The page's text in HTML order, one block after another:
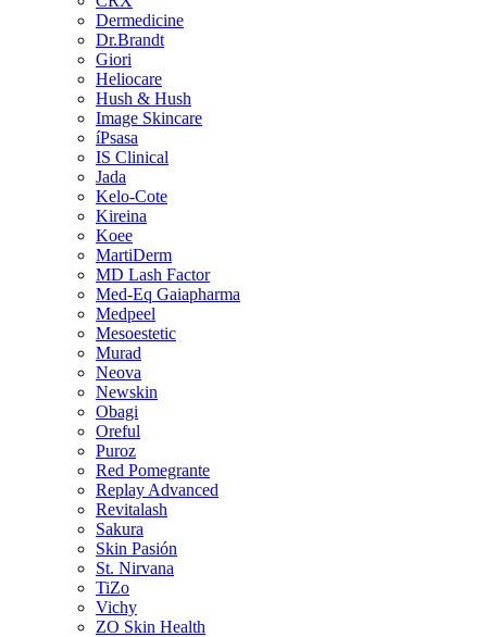
Dermedicine
Dr.Brandt
Giori
Heliocare
Hush & Hush
Image Skincare
íPsasa
IS Clinical
Jada
Kelo-Cote
Kireina
Koee
MartiDerm
MD Lash Factor
Med-Eq Gaiapharma
Medpeel
Mesoestetic
Murad
Neova
Newskin
Obagi
Oreful
Puroz
Red Pomegrante
Replay Advanced
Revitalash
Sakura
Skin Pasión
St. Nirvana
TiZo
Vichy
ZO Skin Health